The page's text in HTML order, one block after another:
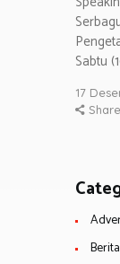
Sabtu
17
Share
Berita